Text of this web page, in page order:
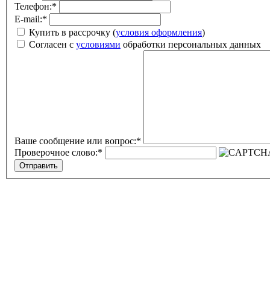
Телефон:*
E-mail:*
Купить в рассрочку (условия оформления)
Согласен с условиями обработки персональных данных
Ваше сообщение или вопрос:*
Проверочное слово:*